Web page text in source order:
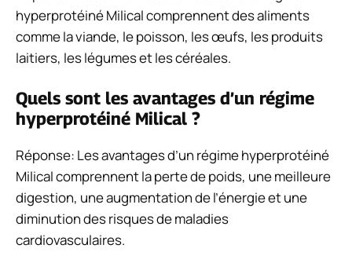
hyperprotéiné Milical comprennent des aliments
comme la viande, le poisson, les œufs, les produits
laitiers, les légumes et les céréales.
Quels sont les avantages d’un régime
hyperprotéiné Milical ?
Réponse: Les avantages d’un régime hyperprotéiné
Milical comprennent la perte de poids, une meilleure
digestion, une augmentation de l’énergie et une
diminution des risques de maladies
cardiovasculaires.